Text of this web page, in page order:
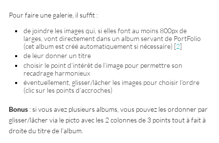
Pour faire une galerie, il suffit :
de joindre les images qui, si elles font au moins 800px de
larges, vont directement dans un album servant de PortFolio
(cet album est créé automatiquement si nécessaire) [2]
de leur donner un titre
choisir le point d’intérêt de l’image pour permettre son
recadrage harmonieux
éventuellement, glisser/lâcher les images pour choisir l’ordre
(clic sur les points d’accroches)
Bonus : si vous avez plusieurs albums, vous pouvez les ordonner par
glisser/lâcher via le picto avec les 2 colonnes de 3 points tout à fait à
droite du titre de l’album.